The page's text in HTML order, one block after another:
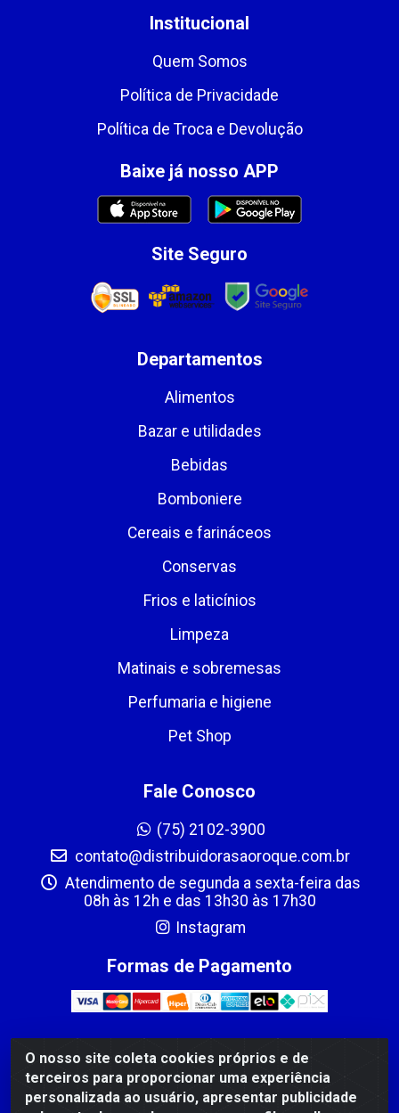
O nosso site coleta cookies próprios e de
terceiros para proporcionar uma experiência
personalizada ao usuário, apresentar publicidade
Institucional
Quem Somos
Política de Privacidade
Política de Troca e Devolução
Baixe já nosso APP
Site Seguro
Departamentos
Alimentos
Bazar e utilidades
Bebidas
Bomboniere
Cereais e farináceos
Conservas
Frios e laticínios
Limpeza
Matinais e sobremesas
Perfumaria e higiene
Pet Shop
Fale Conosco
(75) 2102-3900
contato@distribuidorasaoroque.com.br
Atendimento de segunda a sexta-feira das
08h às 12h e das 13h30 às 17h30
Instagram
Formas de Pagamento
DIST DE PROD ALIM SÃO ROQUE LTDA - AVENIDA
PROBAHIA, 501 - TOMBA - CIS, FEIRA DE SANTANA /BA
- CEP: 44.092-400 - CNPJ 03.705.630/0003-11